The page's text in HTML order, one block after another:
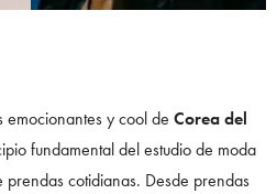
emocionantes y cool de Corea del
fundamental del estudio de moda
cotidianas. Desde prendas